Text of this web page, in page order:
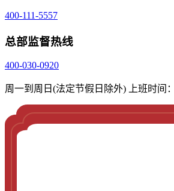
400-111-5557
总部监督热线
400-030-0920
周一到周日(法定节假日除外) 上班时间